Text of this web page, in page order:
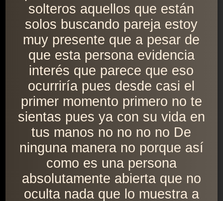
solteros aquellos que están
solos buscando pareja estoy
muy presente que a pesar de
que esta persona evidencia
interés que parece que eso
ocurriría pues desde casi el
primer momento primero no te
sientas pues ya con su vida en
tus manos no no no no De
ninguna manera no porque así
como es una persona
absolutamente abierta que no
oculta nada que lo muestra a